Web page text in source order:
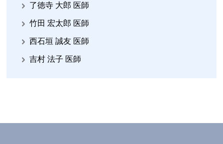
了徳寺 大郎 医師
竹田 宏太郎 医師
西石垣 誠友 医師
吉村 法子 医師